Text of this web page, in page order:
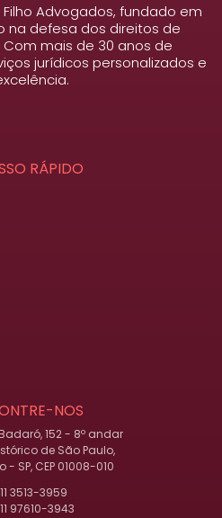
Advogados, fundado em
na defesa dos direitos de
mais de 30 anos de
jurídicos personalizados e
RÁPIDO
NOS
152 - 8º andar
de São Paulo,
- SP, CEP 01008-010
11 3513-3959
11 97610-3943